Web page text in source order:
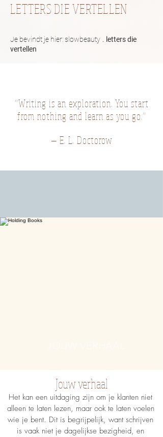
LETTERS DIE VERTELLEN
Je bevindt je hier:slowbeauty . letters die
vertellen
“Writing is an exploration. You start
from nothing and learn as you go.”
― E. L. Doctorow
Jouw verhaal
Het kan een uitdaging zijn om je klanten niet
alleen te laten lezen, maar ook te laten voelen
wie je bent. Dit is begrijpelijk, want schrijven
is vaak niet je dagelijkse bezigheid, en